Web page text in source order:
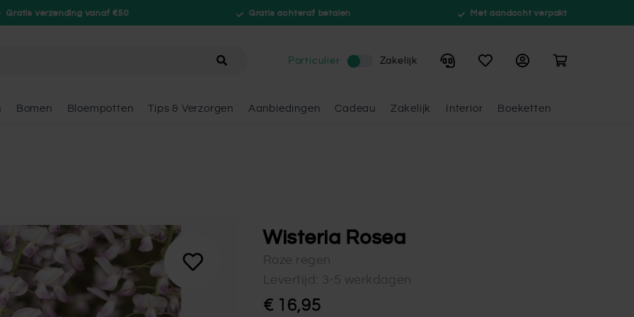
Gratis verzending vanaf €50 Gratis achteraf betalen Met aandacht verpakt
Bomen Bloempotten Tips & Verzorgen Aanbiedingen Cadeau Zakelijk Interior Boeketten
Particulier Zakelijk Winkelwagen
Wisteria Rosea
Roze regen
Levertijd: 3-5 werkdagen
€ 16,95